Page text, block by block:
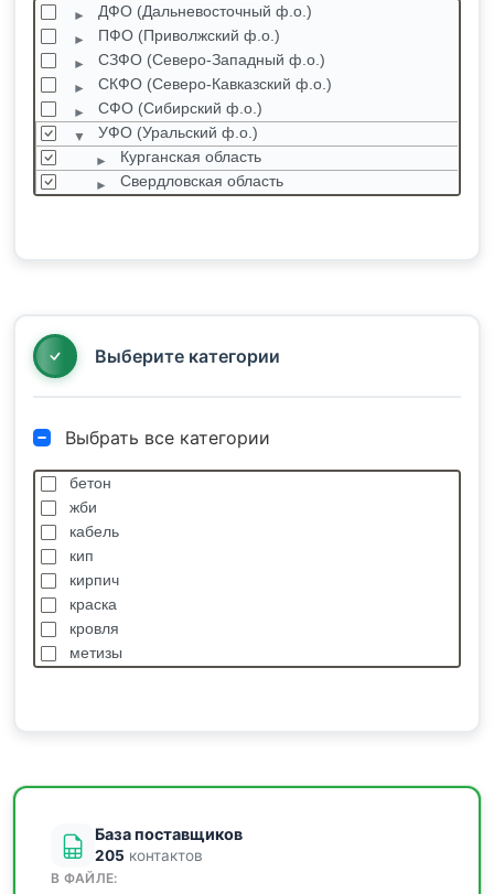
ДФО (Дальневосточный ф.о.)
ПФО (Приволжский ф.о.)
СЗФО (Северо-Западный ф.о.)
СКФО (Северо-Кавказский ф.о.)
СФО (Сибирский ф.о.)
УФО (Уральский ф.о.)
Курганская область
Свердловская область
Выберите категории
Выбрать все категории
бетон
жби
кабель
кип
кирпич
краска
кровля
метизы
База поставщиков
205 контактов
В ФАЙЛЕ: